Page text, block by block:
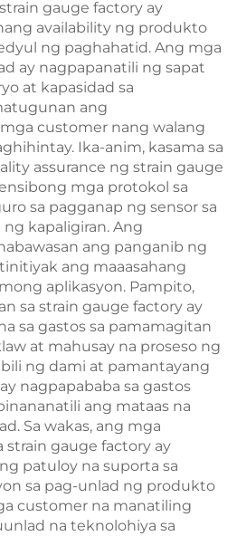
gauge factory ay
availability ng produkto
ng paghahatid. Ang mga
ay nagpapanatili ng sapat
at kapasidad sa
ang
customer nang walang
Ika-anim, kasama sa
assurance ng strain gauge
mga protokol sa
sa pagganap ng sensor sa
kapaligiran. Ang
ang panganib ng
ang maaasahang
aplikasyon. Pampito,
sa strain gauge factory ay
sa gastos sa pamamagitan
at mahusay na proseso ng
ng dami at pamantayang
nagpapababa sa gastos
ang mataas na
Sa wakas, ang mga
gauge factory ay
patuloy na suporta sa
sa pag-unlad ng produkto
customer na manatiling
na teknolohiya sa